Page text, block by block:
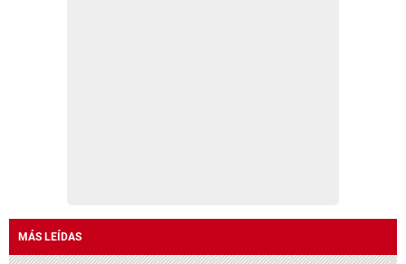
MÁS LEÍDAS